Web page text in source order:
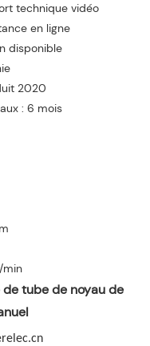
technique vidéo
en ligne
disponible
2020
: 6 mois
min
tube de noyau de